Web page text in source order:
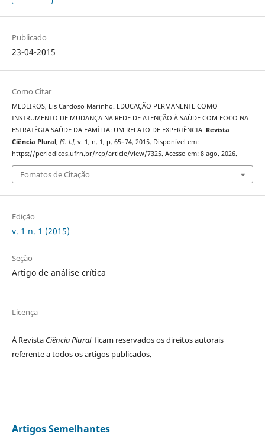
Publicado
23-04-2015
Como Citar
MEDEIROS, Lis Cardoso Marinho. EDUCAÇÃO PERMANENTE COMO
INSTRUMENTO DE MUDANÇA NA REDE DE ATENÇÃO À SAÚDE COM FOCO NA
ESTRATÉGIA SAÚDE DA FAMÍLIA: UM RELATO DE EXPERIÊNCIA. Revista
Ciência Plural, [S. l.], v. 1, n. 1, p. 65–74, 2015. Disponível em:
https://periodicos.ufrn.br/rcp/article/view/7325. Acesso em: 8 ago. 2026.
Fomatos de Citação
Edição
v. 1 n. 1 (2015)
Seção
Artigo de análise crítica
Licença
À Revista Ciência Plural ficam reservados os direitos autorais
referente a todos os artigos publicados.
Artigos Semelhantes